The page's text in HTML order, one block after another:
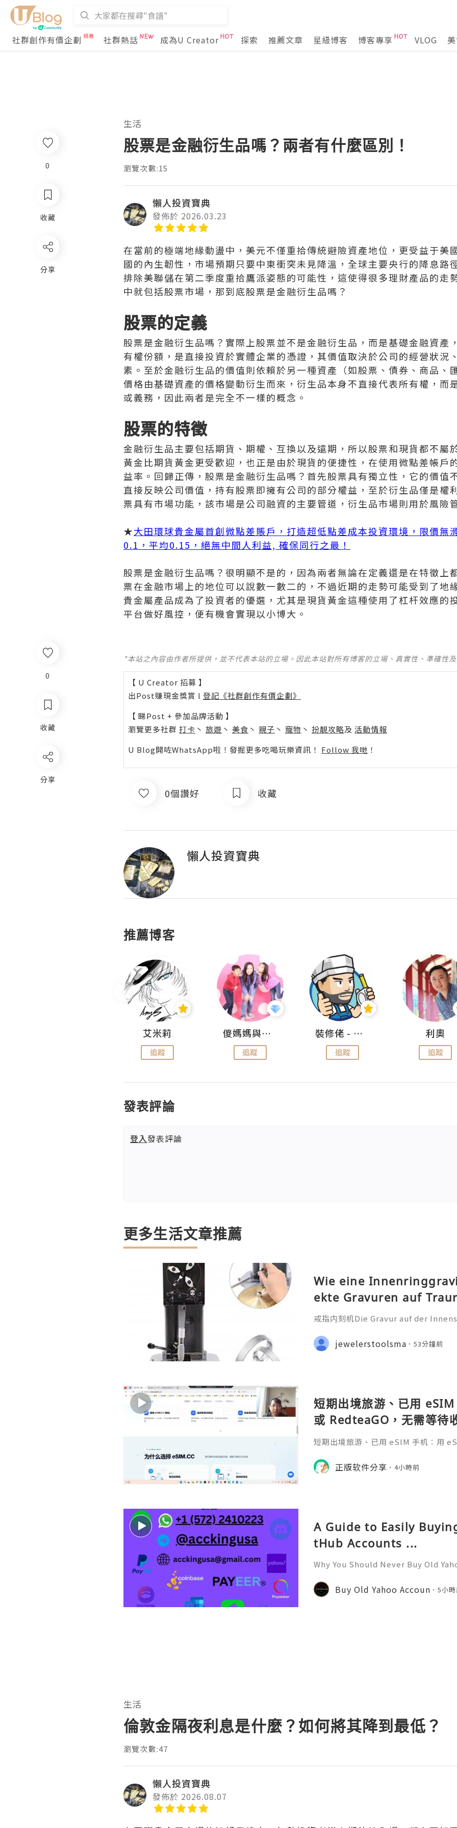
社群創作有價企劃 社群熱話 成為U Creator 探索 推薦文章 星級博客 博客專享 VLOG
0
收藏
分享
生活
股票是金融衍生品嗎？兩者有什麼區別！
瀏覽次數:15
懶人投資寶典
發佈於 2026.03.23
在當前的極端地緣動盪中，美元不僅重拾傳統避險資產地位，更受益于美
國的內生韌性，市場預期只要中東衝突未見降溫，全球主要央行的降息路
排除美聯儲在第二季度重拾鷹派姿態的可能性，這使得很多理財產品的走
中就包括股票市場，那到底股票是金融衍生品嗎？
股票的定義
股票是金融衍生品嗎？實際上股票並不是金融衍生品，而是基礎金融資產
有權份額，是直接投資於實體企業的憑證，其價值取決於公司的經營狀況
素。至於金融衍生品的價值則依賴於另一種資產（如股票、債券、商品、
價格由基礎資產的價格變動衍生而來，衍生品本身不直接代表所有權，而
或義務，因此兩者是完全不一樣的概念。
股票的特徵
金融衍生品主要包括期貨、期權、互換以及遠期，所以股票和現貨都不屬
黃金比期貨黃金更受歡迎，也正是由於現貨的便捷性，在使用微點差帳戶
益率。回歸正傳，股票是金融衍生品嗎？首先股票具有獨立性，它的價值
直接反映公司價值，持有股票即擁有公司的部分權益，至於衍生品僅是權
票具有市場功能，該市場是公司融資的主要管道，衍生品市場則用於風險
★大田環球貴金屬首創微點差賬戶，打造超低點差成本投資環境，限價無
0.1，平均0.15，絕無中間人利益, 確保同行之最！
股票是金融衍生品嗎？很明顯不是的，因為兩者無論在定義還是在特徵上
票在金融市場上的地位可以說數一數二的，不過近期的走勢可能受到了地
貴金屬產品成為了投資者的優選，尤其是現貨黃金這種使用了杠杆效應的
平台做好風控，便有機會實現以小博大。
*本站之內容由作者所提供，並不代表本站的立場。因此本站對所有博客的立場、真實性、準確性
【 U Creator 招募 】
出Post賺現金獎賞 l 登記《社群創作有價企劃》
【 睇Post + 參加品牌活動 】
瀏覽更多社群 打卡 丶 旅遊 丶 美食 丶 親子 丶 寵物 丶 扮靚攻略及 活動情報
U Blog開咗WhatsApp啦！發掘更多吃喝玩樂資訊！ Follow 我哋 ！
0個讚好 收藏
懶人投資寶典
推薦博客
艾米莉
追蹤
儍媽媽與兩隻小魔怪之家
追蹤
裝修佬 - 香港一站式網上裝修平台
追蹤
利奧
追蹤
發表評論
登入發表評論
更多生活文章推薦
Wie eine
ekte Gravuren auf
戒指内刻机Die Gravur auf der
iche Botschaft, die oft ein Datum,
nderen Satz oder ein Symb
jewelerstoolsma 53分鐘前
短期出境旅游、已用
或 RedteaGO，无需等待
码 + 通话短信”（如打车
餐）。长
短期出境旅游、已用 eSIM 手机：用
络）：优先 RedteaGO（明确提供通
公数字游民，或手机不支持 eSIM：用
正版软件分享 4小時前
A Guide to Easily
tHub Accounts ...
Why You Should Never Buy Old
onal communication, business
ccount recovery. Because of
Buy Old Yahoo Accoun 5小
0
收藏
分享
生活
倫敦金隔夜利息是什麼？如何將其降到最低？
瀏覽次數:47
懶人投資寶典
發佈於 2026.08.07